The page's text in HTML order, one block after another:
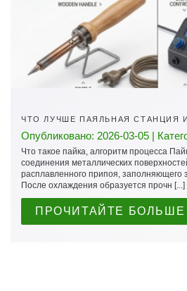
ЧТО ЛУЧШЕ ПАЯЛЬНАЯ СТАНЦИЯ
Опубликовано: 2026-03-05 |
Что такое пайка, алгоритм процесса
соединения металлических
расплавленного припоя, заполняющего
После охлаждения образуется прочн [...]
ПРОЧИТАЙТЕ БОЛЬШЕ